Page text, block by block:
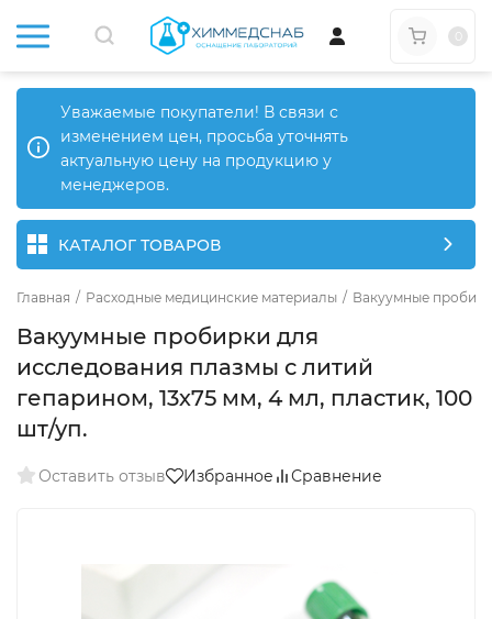
Уважаемые покупатели! В связи с
изменением цен, просьба уточнять
актуальную цену на продукцию у
менеджеров.
КАТАЛОГ ТОВАРОВ
Главная / Расходные медицинские материалы / Вакуумные
Вакуумные пробирки для
исследования плазмы с литий
гепарином, 13х75 мм, 4 мл, пластик, 100
шт/уп.
Оставить отзыв Избранное Сравнение